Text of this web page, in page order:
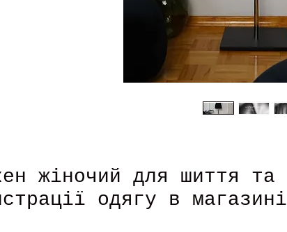
жіночий для шиття та
одягу в магазині